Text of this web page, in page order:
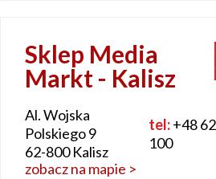
Sklep Media
Markt - Kalisz
Al. Wojska
Polskiego 9
62-800 Kalisz
tel:+48
100
zobacz na mapie >